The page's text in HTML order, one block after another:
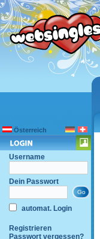
Österreich
Username
Dein Passwort
automat. Login
Registrieren
Passwort vergessen?